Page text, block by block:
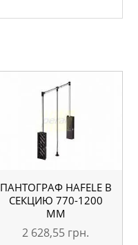
ПАНТОГРАФ HAFELE В
СЕКЦИЮ 770-1200
ММ
2 628,55 грн.